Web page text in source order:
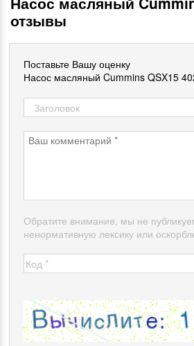
отзывы
Поставьте Вашу оценку
Насос масляный Cummins QSX15
Обратите внимание, мы не
ненормативную лексику или